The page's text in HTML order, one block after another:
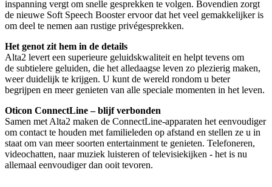
inspanning vergt om snelle gesprekken te volgen. Bovendien zorgt
de nieuwe Soft Speech Booster ervoor dat het veel gemakkelijker is
om deel te nemen aan rustige privégesprekken.
Het genot zit hem in de details
Alta2 levert een superieure geluidskwaliteit en helpt tevens om
de subtielere geluiden, die het alledaagse leven zo plezierig maken,
weer duidelijk te krijgen. U kunt de wereld rondom u beter
begrijpen en meer genieten van alle speciale momenten in het leven.
Oticon ConnectLine – blijf verbonden
Samen met Alta2 maken de ConnectLine-apparaten het eenvoudiger
om contact te houden met familieleden op afstand en stellen ze u in
staat om van meer soorten entertainment te genieten. Telefoneren,
videochatten, naar muziek luisteren of televisiekijken - het is nu
allemaal eenvoudiger dan ooit tevoren.